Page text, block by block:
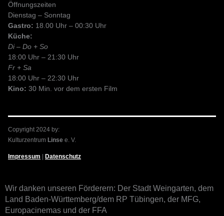
Öffnungszeiten
Dienstag – Sonntag
Gastro: 18.00 Uhr – 00:30 Uhr
Küche:
Di – Do + So
18:00 Uhr – 21:30 Uhr
Fr + Sa
18:00 Uhr – 22:30 Uhr
Kino: 30 Min. vor dem ersten Film
Copyright 2024 by:
Kulturzentrum Linse e. V.
Impressum | Datenschutz
Wir danken unseren Förderern: Der Stadt Weingarten, dem
Land Baden-Württemberg/dem RP Tübingen, der MFG,
Europacinemas und der FFA